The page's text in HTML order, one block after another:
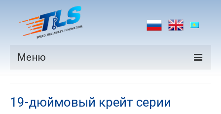
Меню
Производители
19-дюймовый крейт серии